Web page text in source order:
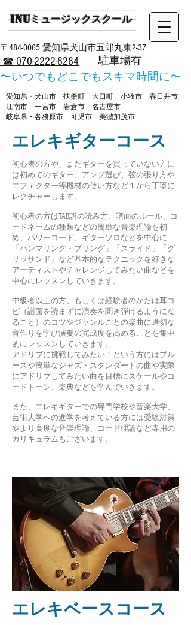
INUミュージックスクール
​〒484-0065 愛知県犬山市五郎丸東2-37
☎ 070-2222-8284
​〜いつでもどこでもスキマ時間に〜
​駐車場有
​愛知県・犬山市 扶桑町 大口町 小牧市 春日井市
江南市 一宮市 岩倉市 名古屋市
岐阜県・各務原市 可児市 美濃加茂市
​エレキギターコース
​初心者の方や、まだギターを買っていない方に
は初めてのギター、アンプ選び、弦の張り方や
エフェクター等機材の使い方など１から丁寧に
レクチャーします。
初心者の方はTAB譜の読み方、譜面のルール、コ
ードネームの種類などの簡単な音楽理論を初
め、パワーコード、ギターソロなどを中心に
「ハンマリング・プリング」「スライド」「グ
リッサンド」など基本的なテクニックを好きな
アーティストやチャレンジしてみたい曲などを
中心にレッスンしていきます。
中級者以上の方、もしくは経験者のかたは耳コ
ピ（譜面を読まずに演奏を聞き弾けるようにな
ること）のコツやジャンルごとの楽曲に適切な
音作りを学び演奏の完成度を高めることを集中
的にレッスンしていきます。
アドリブに挑戦してみたい！という方にはブル
ースや簡単なジャズ・スタンダードの曲や実際
にアドリブしてみたい曲を目標にスケールやコ
ードトーン、楽典などを学んでいきます。
​また、エレキギターでの専門学校や音楽大学、
芸術大学への進学を考えている方には受験対策
やより高度な音楽理論、コード理論など専用の
カリキュラムもございます。
​エレキベースコース